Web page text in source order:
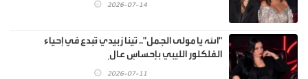
2026-07-14
"الله يا مولى الجمل".. تينا زبيدي تُبدع في إحياء
الفلكلور الليبي بإحساسٍ عالٍ
2026-07-11